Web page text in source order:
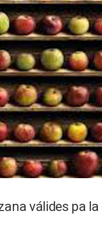
válides pa